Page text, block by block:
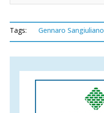
Tags: Gennaro Sangiuliano